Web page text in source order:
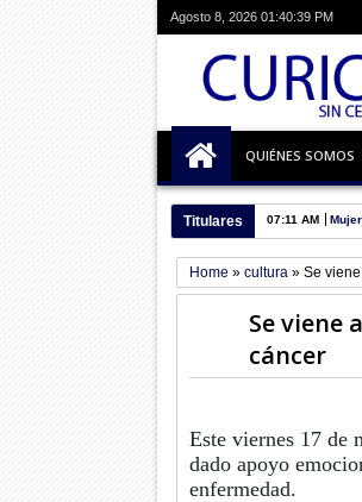
Agosto 8, 2026 01:40:39 PM
QUIÉNES SOMOS
Titulares 07:11 AM
Home » cultura » Se
Se viene
cáncer
Este viernes 17 de
dado apoyo
enfermedad.